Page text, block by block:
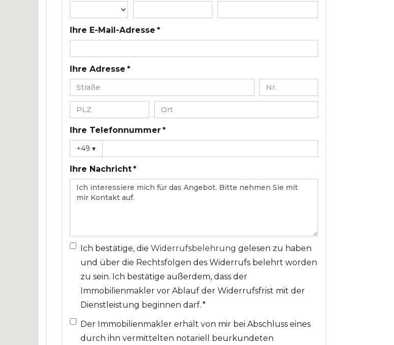
Ihre E-Mail-Adresse *
Ihre Adresse *
Ihre Telefonnummer *
+49 ▾
Ihre Nachricht *
Ich bestätige, die Widerrufsbelehrung gelesen zu haben
und über die Rechtsfolgen des Widerrufs belehrt worden
zu sein. Ich bestätige außerdem, dass der
Immobilienmakler vor Ablauf der Widerrufsfrist mit der
Dienstleistung beginnen darf. *
Der Immobilienmakler erhält von mir bei Abschluss eines
durch ihn vermittelten notariell beurkundeten